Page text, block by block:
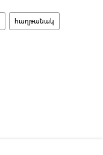
հաղթանակ